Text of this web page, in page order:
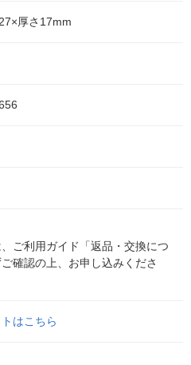
厚さ17mm
ご利用ガイド「返品・交換につ
確認の上、お申し込みくださ
はこちら